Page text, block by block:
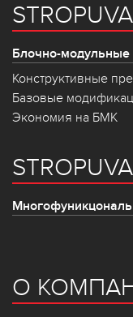
Блочно-модульные
Конструктивные
Базовые
Экономия на БМК
О